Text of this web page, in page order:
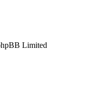
Limited